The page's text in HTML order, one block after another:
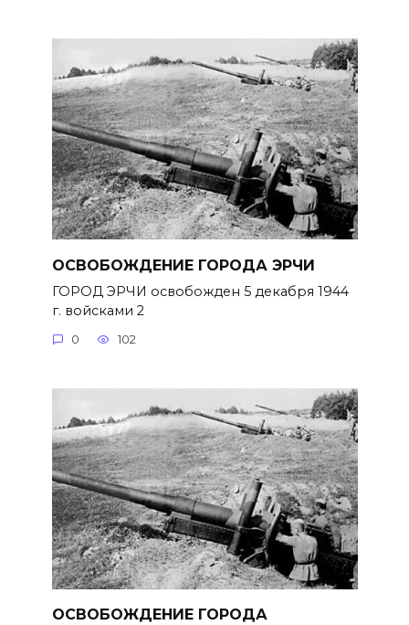
ОСВОБОЖДЕНИЕ ГОРОДА ЭРЧИ
ГОРОД ЭРЧИ освобожден 5 декабря 1944
г. войсками 2
0 102
ОСВОБОЖДЕНИЕ ГОРОДА